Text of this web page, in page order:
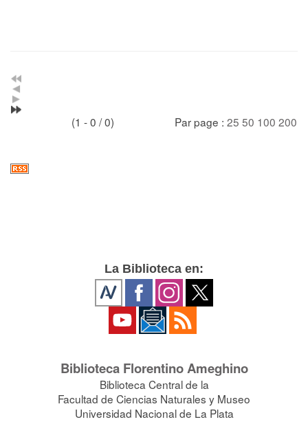
(1 - 0 / 0) Par page : 25 50 100 200
La Biblioteca en:
Biblioteca Florentino Ameghino
Biblioteca Central de la
Facultad de Ciencias Naturales y Museo
Universidad Nacional de La Plata